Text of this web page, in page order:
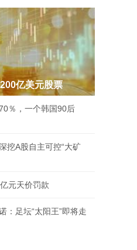
亿美元股票
％，一个韩国90后
挖A股自主可控“大矿
元天价罚款
：足坛“太阳王”即将走